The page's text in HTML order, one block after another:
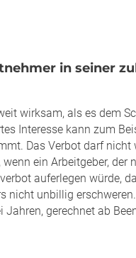
in seiner
wirksam, als es dem
Interesse kann zum
Das Verbot darf nicht
ein Arbeitgeber, der
auferlegen würde,
nicht unbillig
gerechnet ab